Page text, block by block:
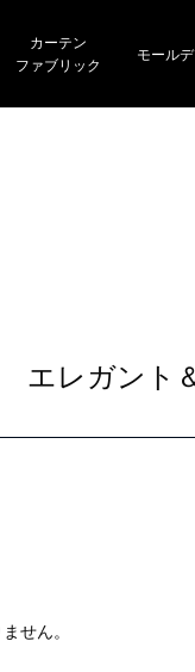
カーテン
ファブリック
モール
エレガント
せん。